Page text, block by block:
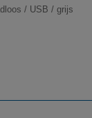
/ USB / grijs